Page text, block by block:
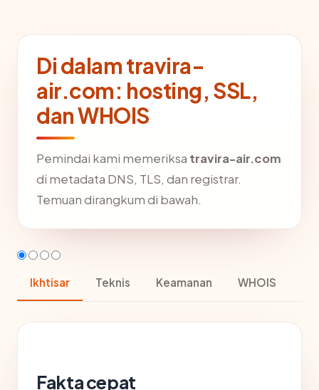
Di dalam travira-
air.com: hosting, SSL,
dan WHOIS
Pemindai kami memeriksa travira-air.com
di metadata DNS, TLS, dan registrar.
Temuan dirangkum di bawah.
Ikhtisar Teknis Keamanan WHOIS
Fakta cepat